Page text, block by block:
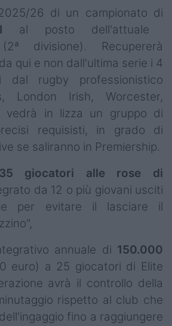
26 di un campionato di
II al posto dell'attuale
divisione). Recupererà
qui e non dall'ultima serie i 4
dal rugby professionistico
London Irish, Worcester,
vedrà in lizza un gruppo di
requisisti, in grado di
se saliranno in Premiership.
giocatori alle rose di
da 12 o più giovani usciti
per evitare il lasciare il
annuale di 150.000
euro) a 25 giocatori di Elite
avrà il controllo della
rispetto al club che
fino a raggiungere